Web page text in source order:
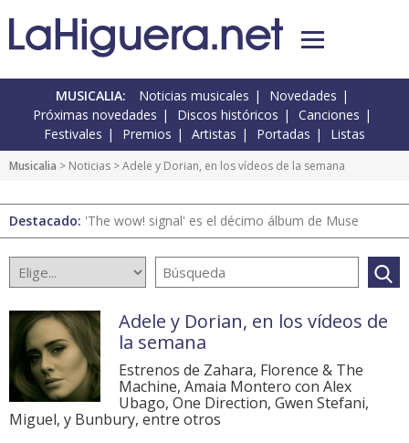
MUSICALIA: Noticias musicales
Novedades
Próximas novedades
Discos históricos
Canciones
Festivales
Premios Artistas Portadas Listas
Musicalia > Noticias > Adele y Dorian, en los vídeos de la semana
Destacado: 'The wow! signal' es el décimo álbum de Muse
Adele y Dorian, en los vídeos de
la semana
Estrenos de Zahara, Florence & The
Machine, Amaia Montero con Alex
Ubago, One Direction, Gwen Stefani,
Miguel, y Bunbury, entre otros